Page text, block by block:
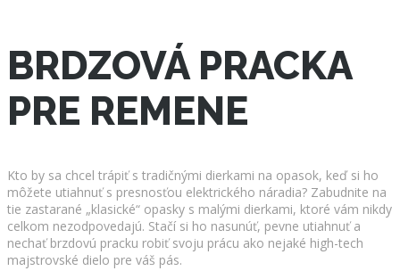
BRDZOVÁ PRACKA
PRE REMENE
Kto by sa chcel trápiť s tradičnými dierkami na opasok, keď si ho
môžete utiahnuť s presnosťou elektrického náradia? Zabudnite na
tie zastarané „klasické“ opasky s malými dierkami, ktoré vám nikdy
celkom nezodpovedajú. Stačí si ho nasunúť, pevne utiahnuť a
nechať brzdovú pracku robiť svoju prácu ako nejaké high-tech
majstrovské dielo pre váš pás.